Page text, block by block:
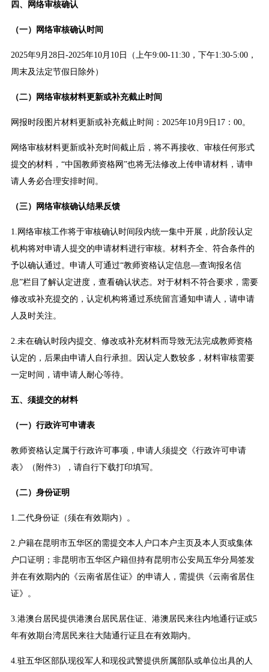
四、网络审核确认
（一）网络审核确认时间
2025年9月28日-2025年10月10日（上午9:00-11:30，下午1:30-5:00，
周末及法定节假日除外）
（二）网络审核材料更新或补充截止时间
网报时段图片材料更新或补充截止时间：2025年10月9日17：00。
网络审核材料更新或补充时间截止后，将不再接收、审核任何形式
提交的材料，“中国教师资格网”也将无法修改上传申请材料，请申
请人务必合理安排时间。
（三）网络审核确认结果反馈
1.网络审核工作将于审核确认时间段内统一集中开展，此阶段认定
机构将对申请人提交的申请材料进行审核。材料齐全、符合条件的
予以确认通过。申请人可通过“教师资格认定信息—查询报名信
息”栏目了解认定进度，查看确认状态。对于材料不符合要求，需要
修改或补充提交的，认定机构将通过系统留言通知申请人，请申请
人及时关注。
2.未在确认时段内提交、修改或补充材料而导致无法完成教师资格
认定的，后果由申请人自行承担。因认定人数较多，材料审核需要
一定时间，请申请人耐心等待。
五、须提交的材料
（一）行政许可申请表
教师资格认定属于行政许可事项，申请人须提交《行政许可申请
表》（附件3），请自行下载打印填写。
（二）身份证明
1.二代身份证（须在有效期内）。
2.户籍在昆明市五华区的需提交本人户口本户主页及本人页或集体
户口证明；非昆明市五华区户籍但持有昆明市公安局五华分局签发
并在有效期内的《云南省居住证》的申请人，需提供《云南省居住
证》。
3.港澳台居民提供港澳台居民居住证、港澳居民来往内地通行证或5
年有效期台湾居民来往大陆通行证且在有效期内。
4.驻五华区部队现役军人和现役武警提供所属部队或单位出具的人